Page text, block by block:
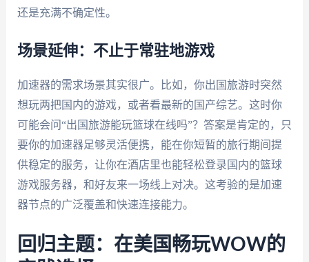
还是充满不确定性。
场景延伸：不止于常驻地游戏
加速器的需求场景其实很广。比如，你出国旅游时突然
想玩两把国内的游戏，或者看最新的国产综艺。这时你
可能会问“出国旅游能玩篮球在线吗”？答案是肯定的，只
要你的加速器足够灵活便携，能在你短暂的旅行期间提
供稳定的服务，让你在酒店里也能轻松登录国内的篮球
游戏服务器，和好友来一场线上对决。这考验的是加速
器节点的广泛覆盖和快速连接能力。
回归主题：在美国畅玩WOW的